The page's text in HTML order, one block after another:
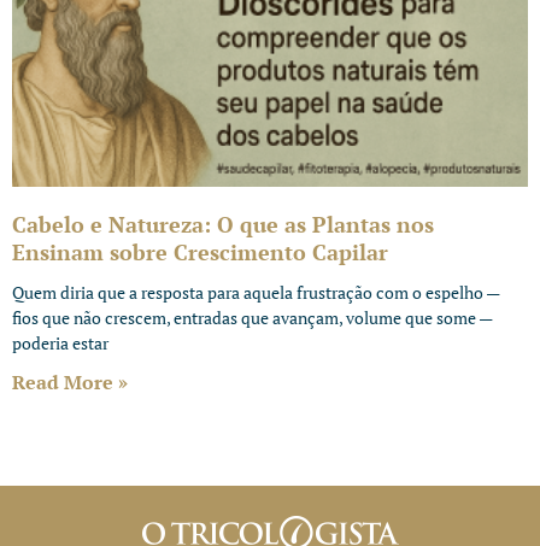
Cabelo e Natureza: O que as Plantas nos
Ensinam sobre Crescimento Capilar
Quem diria que a resposta para aquela frustração com o espelho —
fios que não crescem, entradas que avançam, volume que some —
poderia estar
Read More »